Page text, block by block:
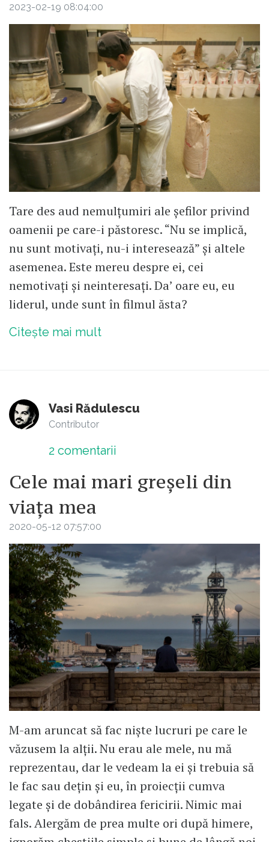
2023-02-19 08:04:00
Tare des aud nemulțumiri ale șefilor privind
oamenii pe care-i păstoresc. “Nu se implică,
nu sunt motivați, nu-i interesează” și altele
asemenea. Este mereu despre ei, cei
nemotivați și neinteresați. Da’ oare eu, eu
liderul, unde sunt în filmul ăsta?
Citește mai mult
Vasi Rădulescu
Contributor
2 comentarii
Cele mai mari greșeli din
viața mea
2020-05-12 07:57:00
M-am aruncat să fac niște lucruri pe care le
văzusem la alții. Nu erau ale mele, nu mă
reprezentau, dar le vedeam la ei și trebuia să
le fac sau dețin și eu, în proiecții cumva
legate și de dobândirea fericirii. Nimic mai
fals. Alergăm de prea multe ori după himere,